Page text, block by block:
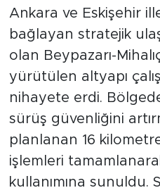
Ankara ve Eskişehir
bağlayan stratejik
olan Beypazarı-
yürütülen altyapı
nihayete erdi.
sürüş güvenliğini
planlanan 16
işlemleri
kullanımına sunuldu.